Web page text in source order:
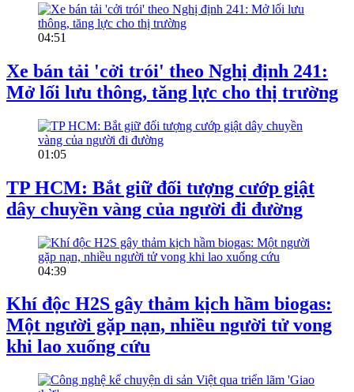
04:51
Xe bán tải 'cởi trói' theo Nghị định 241:
Mở lối lưu thông, tăng lực cho thị trường
01:05
TP HCM: Bắt giữ đối tượng cướp giật
dây chuyền vàng của người đi đường
04:39
Khí độc H2S gây thảm kịch hầm biogas:
Một người gặp nạn, nhiều người tử vong
khi lao xuống cứu